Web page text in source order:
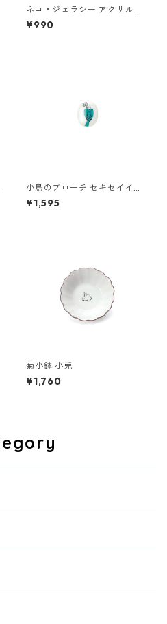
ネコ・ジェラシー アクリルキ
ーホルダー クリーム
¥990
小鳥のブローチ セキセイイン
コ
¥1,595
菊小鉢 小兎
¥1,760